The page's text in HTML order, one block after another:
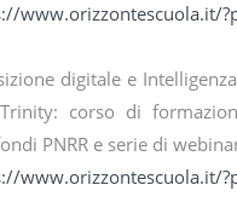
www.orizzontescuola.it/
digitale e
corso di
PNRR e serie di
www.orizzontescuola.it/